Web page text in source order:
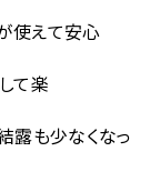
使えて安心
て楽
露も少なくなっ